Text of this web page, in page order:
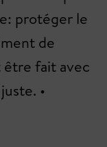
protéger le
de
être fait avec
•